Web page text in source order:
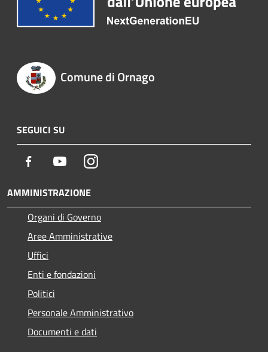
Comune di Ornago
SEGUICI SU
Facebook YoutubeInstagram
AMMINISTRAZIONE
Organi di Governo
Aree Amministrative
Uffici
Enti e fondazioni
Politici
Personale Amministrativo
Documenti e dati